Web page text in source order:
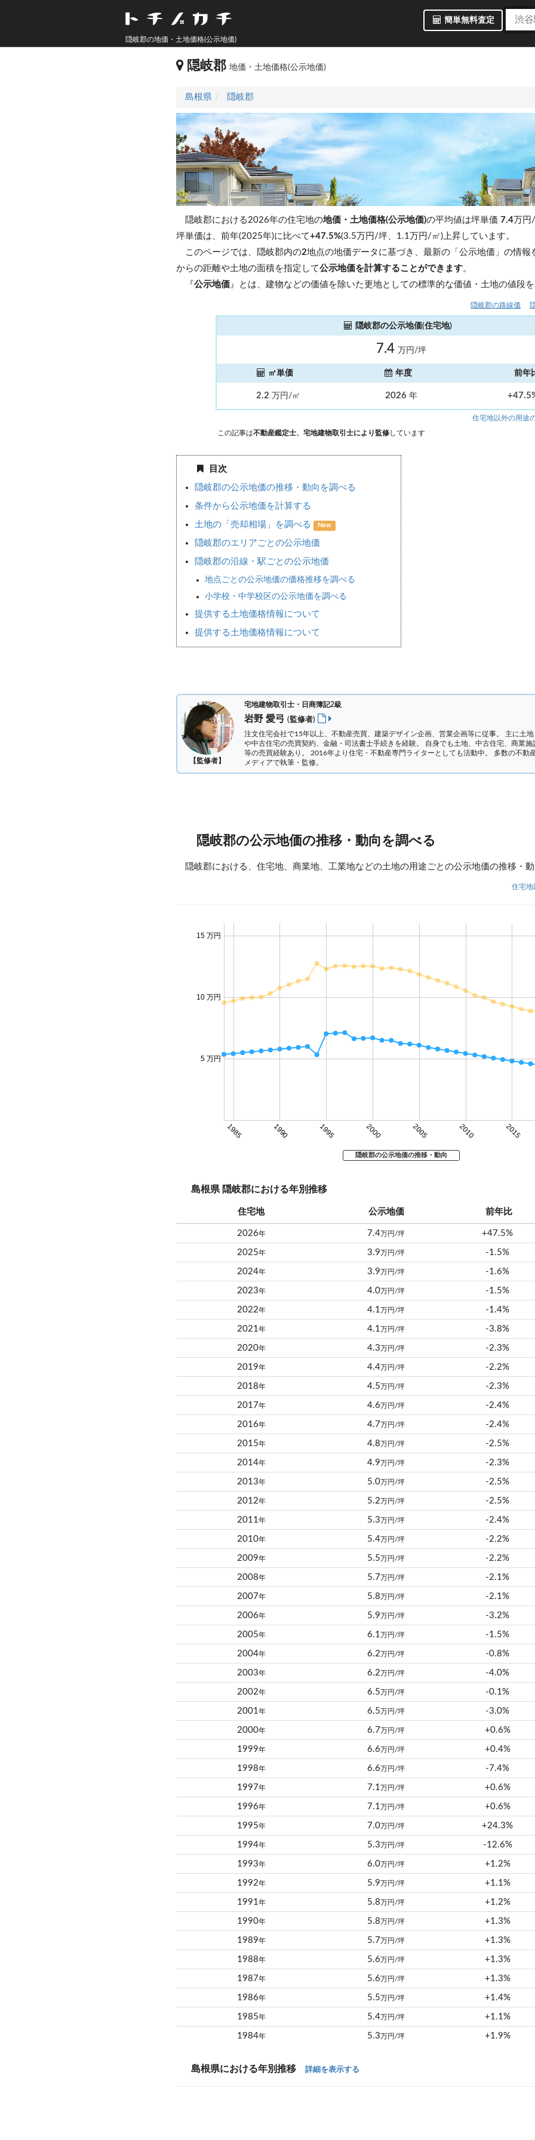
簡単無料査定
隠岐郡の地価・土地価格(公示地価)
隠岐郡地価・土地価格(公示地価)
島根県 隠岐郡
隠岐郡における2026年の住宅地の地価・土地価格(公示地価)の平均値は坪単価 7.4万円
坪単価は、前年(2025年)に比べて+47.5%(3.5万円/坪、1.1万円/㎡)上昇しています。
このページでは、隠岐郡内の2地点の地価データに基づき、最新の「公示地価」の情報
からの距離や土地の面積を指定して公示地価を計算することができます。
『公示地価 』とは、建物などの価値を除いた更地としての標準的な価値・土地の値段
隠岐郡の路線価
隠岐郡の公示地価(住宅地)
7.4 万円/坪
㎡単価 年度 前年
2.2 万円/㎡ 2026 年
住宅地以外の用途
この記事は不動産鑑定士、宅地建物取引士により監修しています
目次
隠岐郡の公示地価の推移・動向を調べる
条件から公示地価を計算する
土地の「売却相場」を調べる New
隠岐郡のエリアごとの公示地価
隠岐郡の沿線・駅ごとの公示地価
地点ごとの公示地価の価格推移を調べる
小学校・中学校区の公示地価を調べる
提供する土地価格情報について
提供する土地価格情報について
【監修者】
宅地建物取引士・日商簿記2級
岩野 愛弓(監修者)
注文住宅会社で15年以上、不動産売買、建築デザイン企画、営業企画等に従事。 主に土地
や中古住宅の売買契約、金融・司法書士手続きを経験。 自身でも土地、中古住宅、商業施
等の売買経験あり。 2016年より住宅・不動産専門ライターとしても活動中。 多数の不動
メディアで執筆・監修。
隠岐郡の公示地価の推移・動向を調べる
隠岐郡における、住宅地、商業地、工業地などの土地の用途ごとの公示地価の推移・
住宅地
1985 1990 1995 2000 2005 2010 2015
5 万円
10 万円
15 万円
隠岐郡の公示地価の推移・動向
島根県 隠岐郡における年別推移
住宅地 公示地価 前年比
2026年 7.4万円/坪 +47.5%
2025年 3.9万円/坪 -1.5%
2024年 3.9万円/坪 -1.6%
2023年 4.0万円/坪 -1.5%
2022年 4.1万円/坪 -1.4%
2021 年 4.1万円/坪 -3.8%
2020年 4.3万円/坪 -2.3%
2019年 4.4万円/坪 -2.2%
2018年 4.5万円/坪 -2.3%
2017年 4.6万円/坪 -2.4%
2016年 4.7万円/坪 -2.4%
2015年 4.8万円/坪 -2.5%
2014年 4.9万円/坪 -2.3%
2013年 5.0万円/坪 -2.5%
2012年 5.2万円/坪 -2.5%
2011 年 5.3万円/坪 -2.4%
2010年 5.4万円/坪 -2.2%
2009年 5.5万円/坪 -2.2%
2008年 5.7万円/坪 -2.1%
2007年 5.8万円/坪 -2.1%
2006年 5.9万円/坪 -3.2%
2005年 6.1万円/坪 -1.5%
2004年 6.2万円/坪 -0.8%
2003年 6.2万円/坪 -4.0%
2002年 6.5万円/坪 -0.1%
2001 年 6.5万円/坪 -3.0%
2000年 6.7万円/坪 +0.6%
1999年 6.6万円/坪 +0.4%
1998年 6.6万円/坪 -7.4%
1997年 7.1万円/坪 +0.6%
1996年 7.1万円/坪 +0.6%
1995年 7.0万円/坪 +24.3%
1994年 5.3万円/坪 -12.6%
1993年 6.0万円/坪 +1.2%
1992年 5.9万円/坪 +1.1%
1991 年 5.8万円/坪 +1.2%
1990年 5.8万円/坪 +1.3%
1989年 5.7万円/坪 +1.3%
1988年 5.6万円/坪 +1.3%
1987年 5.6万円/坪 +1.3%
1986年 5.5万円/坪 +1.4%
1985年 5.4万円/坪 +1.1%
1984年 5.3万円/坪 +1.9%
島根県における年別推移 詳細を表示する